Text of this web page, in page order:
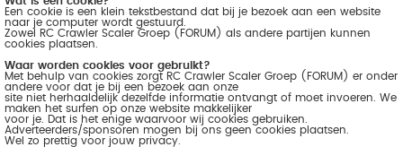
Een cookie is een klein tekstbestand dat bij je bezoek aan een website
naar je computer wordt gestuurd.
Zowel RC Crawler Scaler Groep (FORUM) als andere partijen kunnen
cookies plaatsen.
Waar worden cookies voor gebruikt?
Met behulp van cookies zorgt RC Crawler Scaler Groep (FORUM) er onder
andere voor dat je bij een bezoek aan onze
site niet herhaaldelijk dezelfde informatie ontvangt of moet invoeren. We
maken het surfen op onze website makkelijker
voor je. Dat is het enige waarvoor wij cookies gebruiken.
Adverteerders/sponsoren mogen bij ons geen cookies plaatsen.
Wel zo prettig voor jouw privacy.